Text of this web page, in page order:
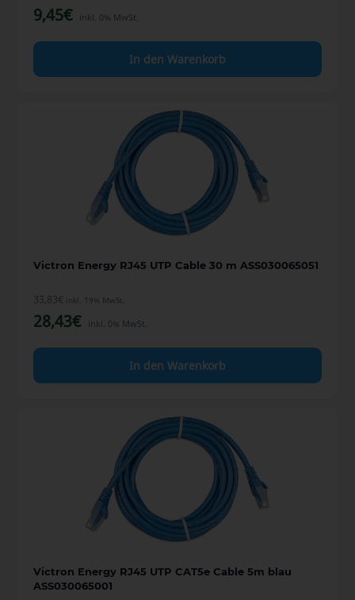
9,45€ inkl. 0% MwSt.
In den Warenkorb
Victron Energy RJ45 UTP Cable 30 m ASS030065051
33,83€ inkl. 19% MwSt.
28,43€ inkl. 0% MwSt.
In den Warenkorb
Victron Energy RJ45 UTP CAT5e Cable 5m blau
ASS030065001